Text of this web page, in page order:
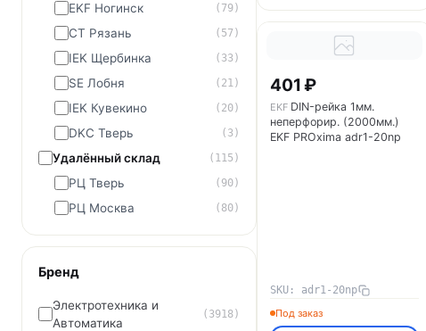
EKF Ногинск (79)
СТ Рязань (57)
IEK Щербинка (33)
SE Лобня (21)
IEK Кувекино (20)
DKC Тверь (3)
Удалённый склад (115)
РЦ Тверь (90)
РЦ Москва (80)
Бренд
Электротехника и
Автоматика
(3918)
401 ₽
EKF DIN-рейка 1мм.
неперфорир. (2000мм.)
EKF PROxima adr1-20np
SKU: adr1-20np
Под заказ